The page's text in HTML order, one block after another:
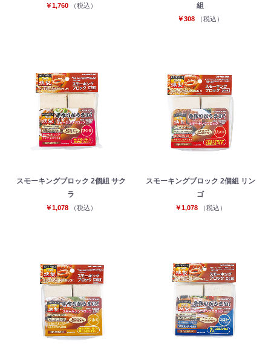
￥1,760 （税込） 組
￥308 （税込）
スモーキングブロック 2個組 サク
ラ
￥1,078 （税込）
スモーキングブロック 2個組 リン
ゴ
￥1,078 （税込）
お買い物を続ける カートへ進む